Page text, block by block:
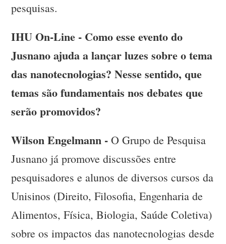
pesquisas.
IHU On-Line - Como esse evento do
Jusnano ajuda a lançar luzes sobre o tema
das nanotecnologias? Nesse sentido, que
temas são fundamentais nos debates que
serão promovidos?
Wilson Engelmann - O Grupo de Pesquisa
Jusnano já promove discussões entre
pesquisadores e alunos de diversos cursos da
Unisinos (Direito, Filosofia, Engenharia de
Alimentos, Física, Biologia, Saúde Coletiva)
sobre os impactos das nanotecnologias desde